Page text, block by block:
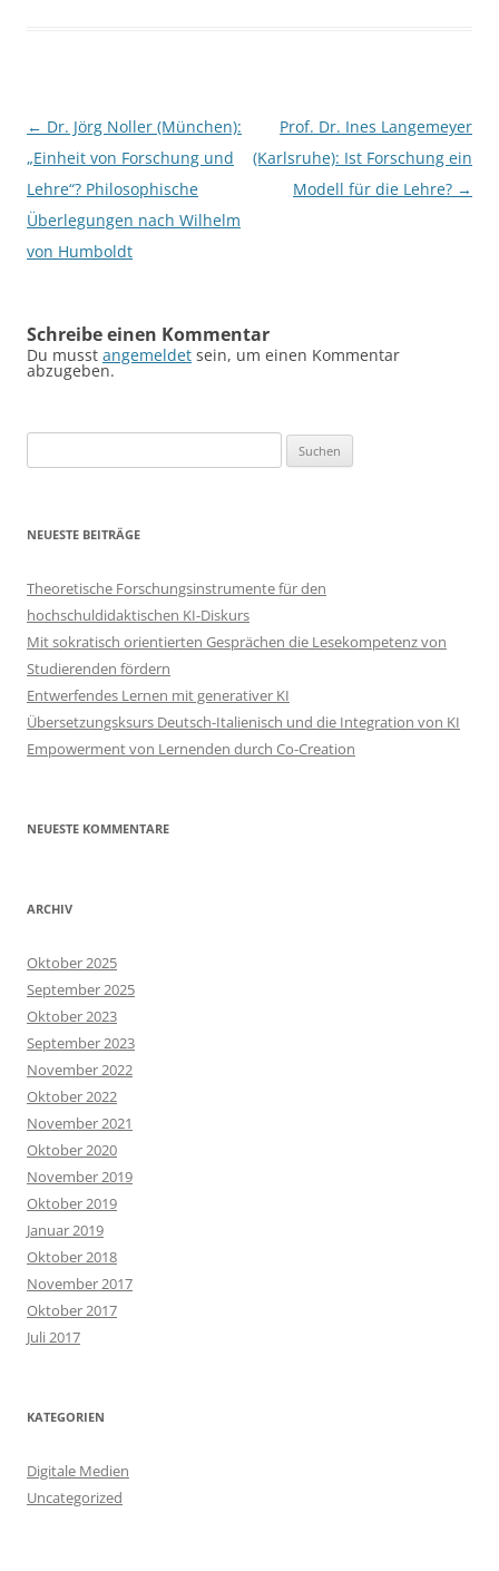
Beitragsnavigation
← Dr. Jörg Noller (München):
„Einheit von Forschung und
Lehre“? Philosophische
Überlegungen nach Wilhelm
von Humboldt
Prof. Dr. Ines Langemeyer
(Karlsruhe): Ist Forschung ein
Modell für die Lehre? →
Schreibe einen Kommentar
Du musst angemeldet sein, um einen Kommentar
abzugeben.
nach:
NEUESTE BEITRÄGE
Theoretische Forschungsinstrumente für den
hochschuldidaktischen KI-Diskurs
Mit sokratisch orientierten Gesprächen die Lesekompetenz von
Studierenden fördern
Entwerfendes Lernen mit generativer KI
Übersetzungsksurs Deutsch-Italienisch und die Integration von KI
Empowerment von Lernenden durch Co-Creation
NEUESTE KOMMENTARE
ARCHIV
Oktober 2025
September 2025
Oktober 2023
September 2023
November 2022
Oktober 2022
November 2021
Oktober 2020
November 2019
Oktober 2019
Januar 2019
Oktober 2018
November 2017
Oktober 2017
Juli 2017
KATEGORIEN
Digitale Medien
Uncategorized